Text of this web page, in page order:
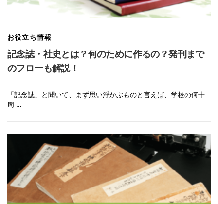
お役立ち情報
記念誌・社史とは？何のために作るの？発刊まで
のフローも解説！
「記念誌」と聞いて、まず思い浮かぶものと言えば、学校の何十
周 …